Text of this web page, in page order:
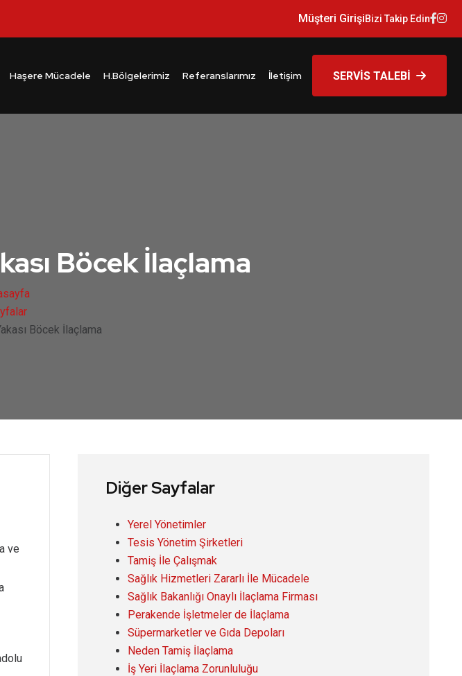
Müşteri GirişiBizi Takip Edin
Haşere Mücadele H.Bölgelerimiz Referanslarımız İletişim SERVİS TALEBİ
Böcek İlaçlama
Böcek İlaçlama
ve
Diğer Sayfalar
Yerel Yönetimler
Tesis Yönetim Şirketleri
Tamiş İle Çalışmak
Sağlık Hizmetleri Zararlı İle Mücadele
Sağlık Bakanlığı Onaylı İlaçlama Firması
Perakende İşletmeler de İlaçlama
Süpermarketler ve Gıda Depoları
Neden Tamiş İlaçlama
İş Yeri İlaçlama Zorunluluğu